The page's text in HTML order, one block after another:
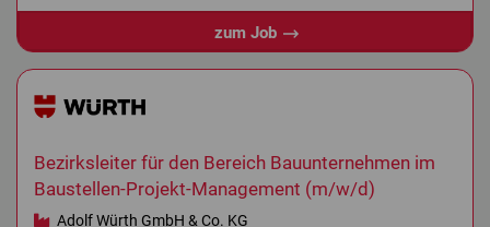
zum Job
Bezirksleiter für den Bereich Bauunternehmen im
Baustellen-Projekt-Management (m/w/d)
Adolf Würth GmbH & Co. KG